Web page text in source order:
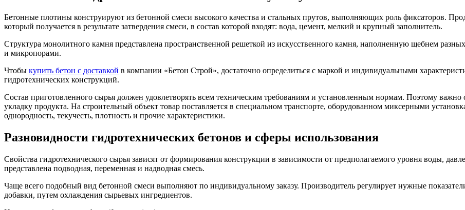
Бетонные плотины конструируют из бетонной смеси высокого качества и стальных прутов, выполняющих роль фиксаторов.
который получается в результате затвердения смеси, в состав которой входят: вода, цемент, мелкий и крупный заполнитель.
Структура монолитного камня представлена пространственной решеткой из искусственного камня, наполненную щебнем
и микропорами.
Чтобы купить бетон с доставкой в компании «Бетон Строй», достаточно определиться с маркой и индивидуальными
гидротехнических конструкций.
Состав приготовленного сырья должен удовлетворять всем техническим требованиям и установленным нормам. Поэтому важно
укладку продукта. На строительный объект товар поставляется в специальном транспорте, оборудованном миксерными
однородность, текучесть, плотность и прочие характеристики.
Разновидности гидротехнических бетонов и сферы использования
Свойства гидротехнического сырья зависят от формирования конструкции в зависимости от предполагаемого уровня воды,
представлена подводная, переменная и надводная смесь.
Чаще всего подобный вид бетонной смеси выполняют по индивидуальному заказу. Производитель регулирует нужные
добавки, путем охлаждения сырьевых ингредиентов.